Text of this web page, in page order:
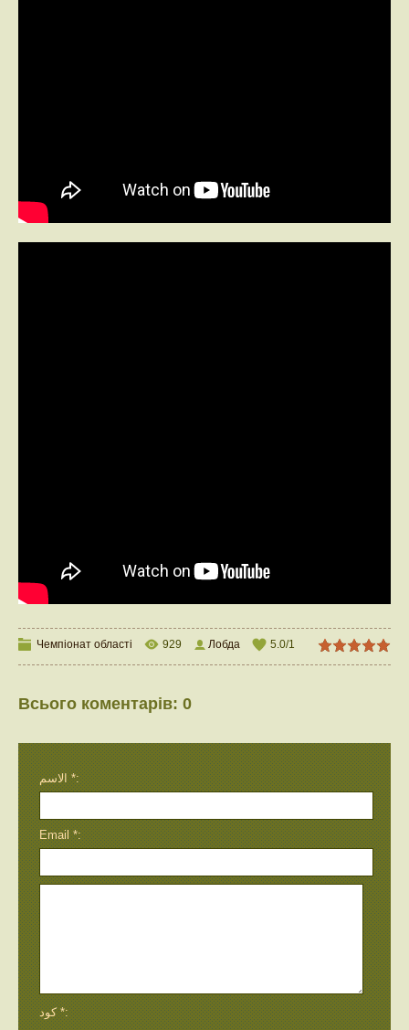
Чемпіонат області 929 Лобда 5.0/1
Всього коментарів: 0
الاسم *:
Email *:
كود *: